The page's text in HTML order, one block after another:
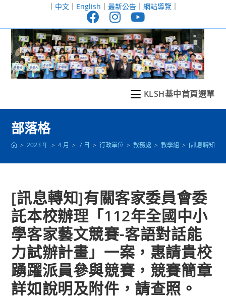
至
｜ 中文｜ English ｜ 最新公告｜ 網站導覽｜
KLSH基中首頁選單
部落格
> 2023 年 > 4 月 > 7 日 > 行政單位 > 教務處 > 教學組 > [訊息轉知]有
[訊息轉知]有關客家委員會委
託本校辦理「112年全國中小
學客家藝文競賽-客語對話能
力試辦計畫」一案，惠請貴校
踴躍派員參與競賽，競賽簡章
詳如說明及附件，請查照。